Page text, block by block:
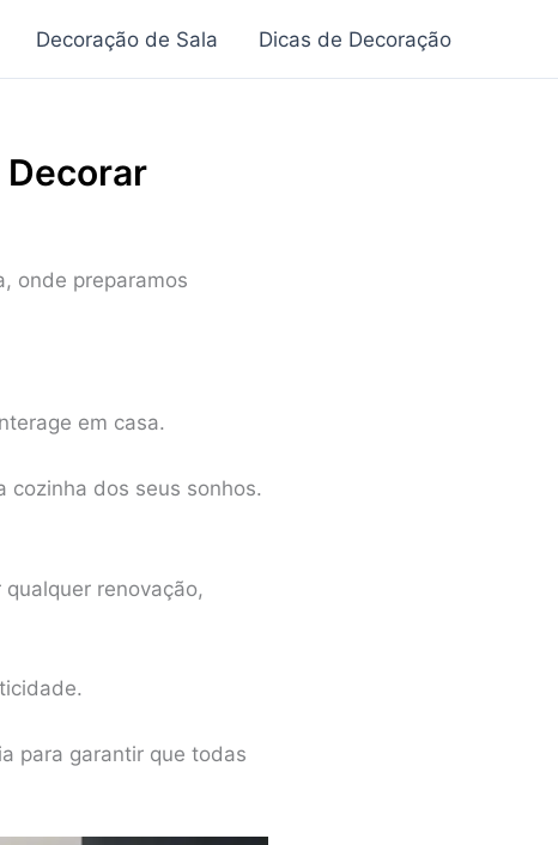
Decoração de Sala Dicas de Decoração
Decorar
onde preparamos
em casa.
cozinha dos seus sonhos.
renovação,
para garantir que todas